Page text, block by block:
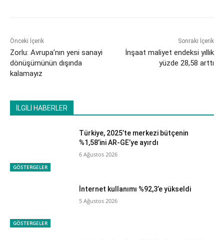
Önceki İçerik
​Zorlu: Avrupa’nın yeni sanayi
dönüşümünün dışında
kalamayız
Sonraki İçerik
İnşaat maliyet endeksi yıllık
yüzde 28,58 arttı
İLGİLİ HABERLER
GÖSTERGELER
Türkiye, 2025’te merkezi bütçenin
%1,58’ini AR-GE’ye ayırdı
6 Ağustos 2026
GÖSTERGELER
İnternet kullanımı %92,3’e yükseldi
5 Ağustos 2026